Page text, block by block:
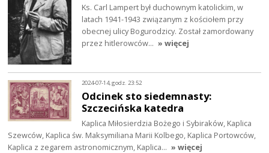
Ks. Carl Lampert był duchownym katolickim, w
latach 1941-1943 związanym z kościołem przy
obecnej ulicy Bogurodzicy. Został zamordowany
przez hitlerowców… » więcej
2024-07-14, godz. 23:52
Odcinek sto siedemnasty:
Szczecińska katedra
Kaplica Miłosierdzia Bożego i Sybiraków, Kaplica
Szewców, Kaplica św. Maksymiliana Marii Kolbego, Kaplica Portowców,
Kaplica z zegarem astronomicznym, Kaplica… » więcej